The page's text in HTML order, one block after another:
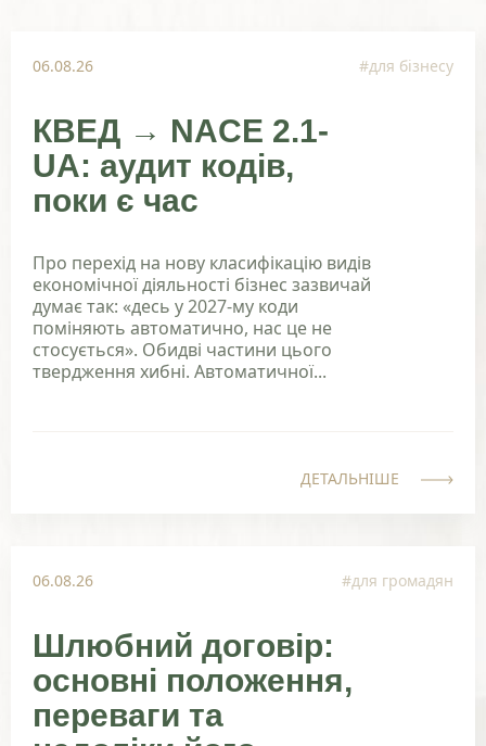
06.08.26 #для бізнесу
КВЕД → NACE 2.1-
UA: аудит кодів,
поки є час
Про перехід на нову класифікацію видів
економічної діяльності бізнес зазвичай
думає так: «десь у 2027-му коди
поміняють автоматично, нас це не
стосується». Обидві частини цього
твердження хибні. Автоматичної...
ДЕТАЛЬНІШЕ
06.08.26 #для громадян
Шлюбний договір:
основні положення,
переваги та